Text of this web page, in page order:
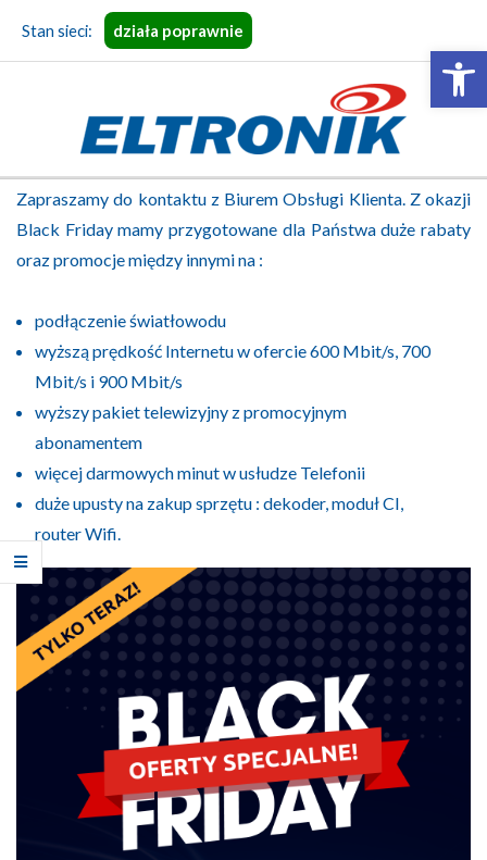
Stan sieci: działa poprawnie
ELTRONIK
Primary
Navigation
Zapraszamy do kontaktu z Biurem Obsługi Klienta. Z okazji
Black Friday mamy przygotowane dla Państwa duże rabaty
oraz promocje między innymi na :
podłączenie światłowodu
wyższą prędkość Internetu w ofercie 600 Mbit/s, 700
Mbit/s i 900 Mbit/s
wyższy pakiet telewizyjny z promocyjnym
abonamentem
więcej darmowych minut w usłudze Telefonii
duże upusty na zakup sprzętu : dekoder, moduł CI,
router Wifi.